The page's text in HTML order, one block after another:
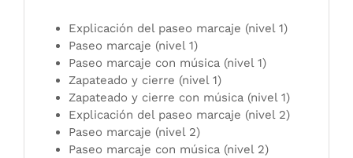
Explicación del paseo marcaje (nivel 1)
Paseo marcaje (nivel 1)
Paseo marcaje con música (nivel 1)
Zapateado y cierre (nivel 1)
Zapateado y cierre con música (nivel 1)
Explicación del paseo marcaje (nivel 2)
Paseo marcaje (nivel 2)
Paseo marcaje con música (nivel 2)